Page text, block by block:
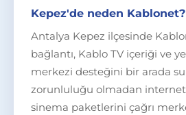
Kepez'de neden Kablonet?
Antalya Kepez ilçesinde
bağlantı, Kablo TV içeriği ve
merkezi desteğini bir arada
zorunluluğu olmadan
sinema paketlerini çağrı